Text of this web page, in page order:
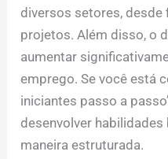
diversos setores, desde
projetos. Além disso, o
aumentar
emprego. Se você está
iniciantes passo a
desenvolver
maneira estruturada.